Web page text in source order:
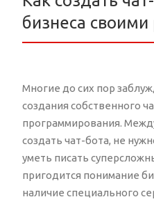
бизнеса своими
Многие до сих пор
создания собственного
программирования.
создать чат-бота, не
уметь писать
пригодится понимание
наличие специального